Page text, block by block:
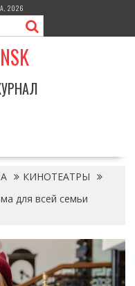
2026
КИНОТЕАТРЫ
для всей семьи